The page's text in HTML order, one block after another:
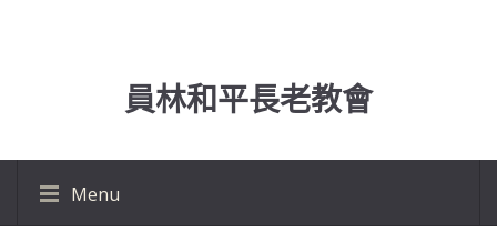
員林和平長老教會
Menu